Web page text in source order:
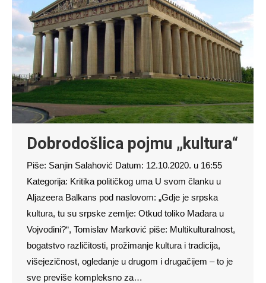
Dobrodošlica pojmu „kultura“
Piše: Sanjin Salahović Datum: 12.10.2020. u 16:55
Kategorija: Kritika političkog uma U svom članku u
Aljazeera Balkans pod naslovom: „Gdje je srpska
kultura, tu su srpske zemlje: Otkud toliko Mađara u
Vojvodini?“, Tomislav Marković piše: Multikulturalnost,
bogatstvo različitosti, prožimanje kultura i tradicija,
višejezičnost, ogledanje u drugom i drugačijem – to je
sve previše kompleksno za…